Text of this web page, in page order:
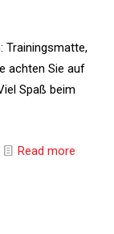
Trainingsmatte,
achten Sie auf
Spaß beim
Read more